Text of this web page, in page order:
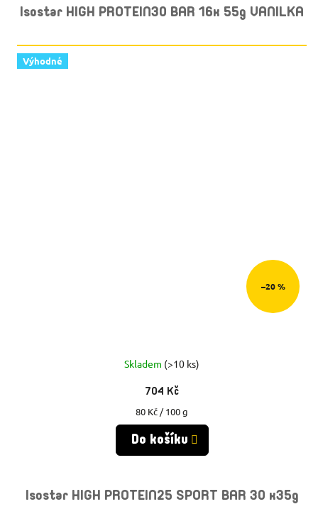
Isostar HIGH PROTEIN30 BAR 16x 55g VANILKA
Výhodné
–20 %
Skladem (>10 ks)
704 Kč
Měrná
cena:
80 Kč / 100 g
Do košíku
Isostar HIGH PROTEIN25 SPORT BAR 30 x35g